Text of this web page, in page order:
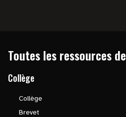
Toutes les ressources de
Collège
Collège
Brevet